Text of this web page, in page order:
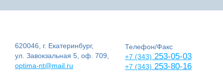
620046, г. Екатеринбург,
ул. Завокзальная 5, оф. 709,
optima-nt@mail.ru
Телефон/Факс
+7 (343) 253-05-03
+7 (343) 253-80-16